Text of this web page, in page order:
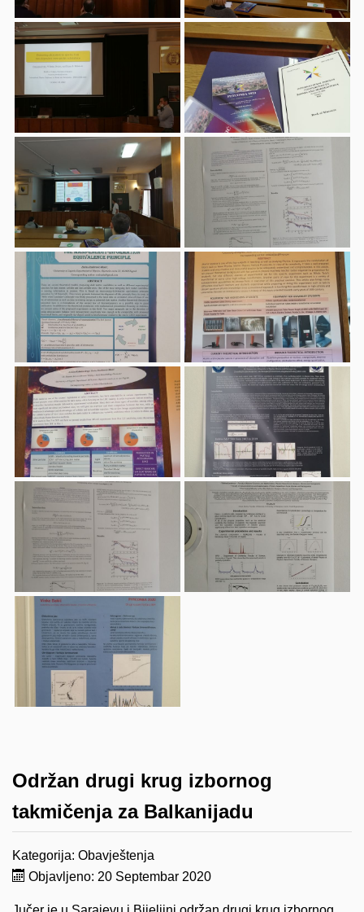
Održan drugi krug izbornog
takmičenja za Balkanijadu
Kategorija: Obavještenja
Objavljeno: 20 Septembar 2020